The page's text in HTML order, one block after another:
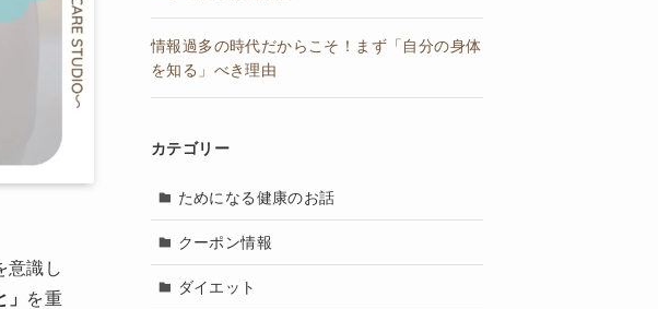
意識し
を重
情報過多の時代だからこそ！まず「自分の身体
を知る」べき理由
カテゴリー
ためになる健康のお話
クーポン情報
ダイエット